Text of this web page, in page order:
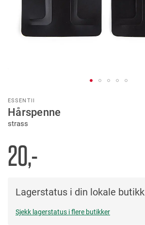
ESSENTII
Hårspenne
strass
20,-
Lagerstatus i din lokale butikk
Sjekk lagerstatus i flere butikker
to
the
beginning
the
images
gallery